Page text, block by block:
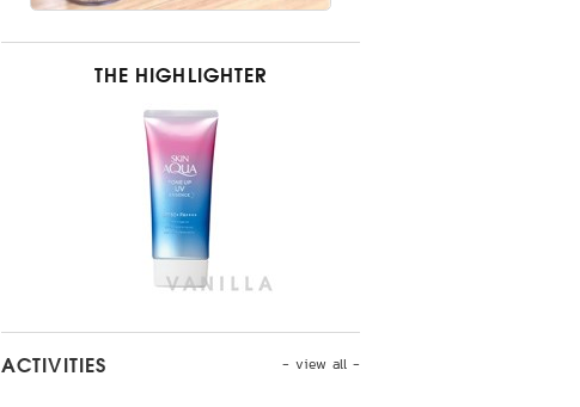
THE HIGHLIGHTER
- view all -
ACTIVITIES